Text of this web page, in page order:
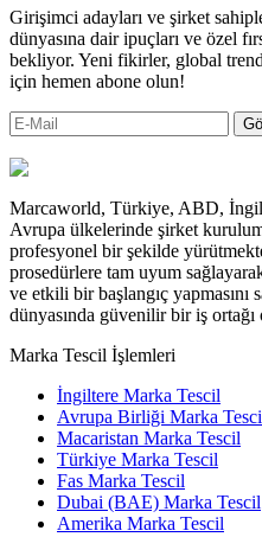
Girişimci adayları ve şirket
dünyasına dair ipuçları ve özel
bekliyor. Yeni fikirler, global
için hemen abone olun!
Marcaworld, Türkiye, ABD,
Avrupa ülkelerinde şirket
profesyonel bir şekilde
prosedürlere tam uyum
ve etkili bir başlangıç yapmasını
dünyasında güvenilir bir iş
Marka Tescil İşlemleri
İngiltere Marka Tescil
Avrupa Birliği Marka
Macaristan Marka Tescil
Türkiye Marka Tescil
Fas Marka Tescil
Dubai (BAE) Marka Tescil
Amerika Marka Tescil